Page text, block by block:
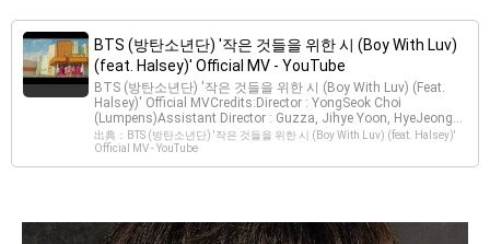
BTS (방탄소년단) '작은 것들을 위한 시 (Boy With Luv)
(feat. Halsey)' Official MV - YouTube
BTS (방탄소년단) '작은 것들을 위한 시 (Boy With Luv) (Feat.
Halsey)' Official MVCredits:Director : YongSeok Choi
(Lumpens)Assistant Director : Guzza, Jihye Yoon, HyeJeong...
出典：BTS (방탄소년단) '작은 것들을 위한 시 (Boy With Luv) (feat. Halsey)'
Official MV - YouTube